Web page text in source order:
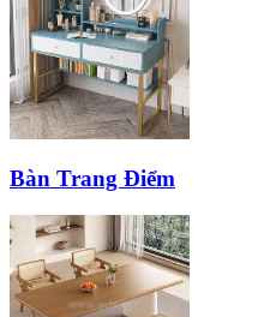
Bàn Trang Điểm